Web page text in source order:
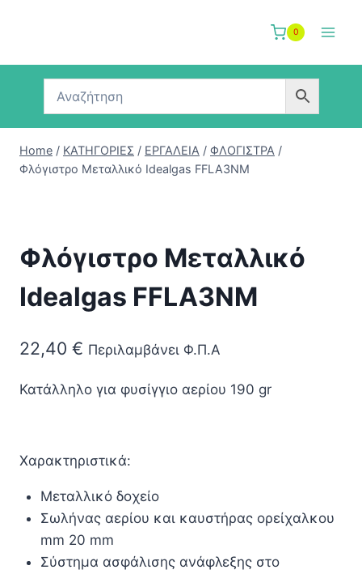
0
Home / ΚΑΤΗΓΟΡΙΕΣ / ΕΡΓΑΛΕΙΑ / ΦΛΟΓΙΣΤΡΑ /
Φλόγιστρο Μεταλλικό Idealgas FFLA3NM
Φλόγιστρο Μεταλλικό
Idealgas FFLA3NM
22,40 € Περιλαμβάνει Φ.Π.Α
Κατάλληλο για φυσίγγιο αερίου 190 gr
Χαρακτηριστικά:
Μεταλλικό δοχείο
Σωλήνας αερίου και καυστήρας ορείχαλκου
mm 20 mm
Σύστημα ασφάλισης ανάφλεξης στο